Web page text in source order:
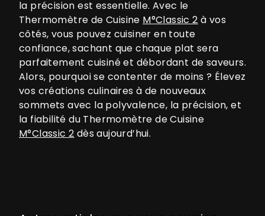
la précision est essentielle. Avec le
Thermomètre de Cuisine M°Classic 2 à vos
côtés, vous pouvez cuisiner en toute
confiance, sachant que chaque plat sera
parfaitement cuisiné et débordant de saveurs.
Alors, pourquoi se contenter de moins ? Élevez
vos créations culinaires à de nouveaux
sommets avec la polyvalence, la précision, et
la fiabilité du Thermomètre de Cuisine
M°Classic 2 dès aujourd’hui.